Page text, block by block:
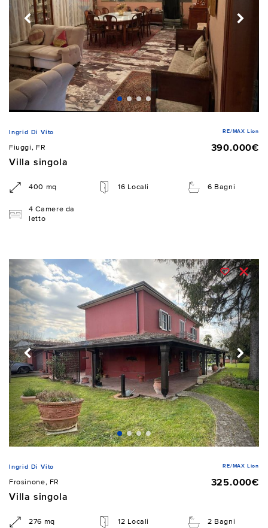
Ingrid Di Vito RE/MAX Lion
Fiuggi, FR
390.000€
Villa singola
400 mq 16 Locali 6 Bagni
4 Camere da
letto
Ingrid Di Vito RE/MAX Lion
Frosinone, FR
325.000€
Villa singola
276 mq 12 Locali 2 Bagni